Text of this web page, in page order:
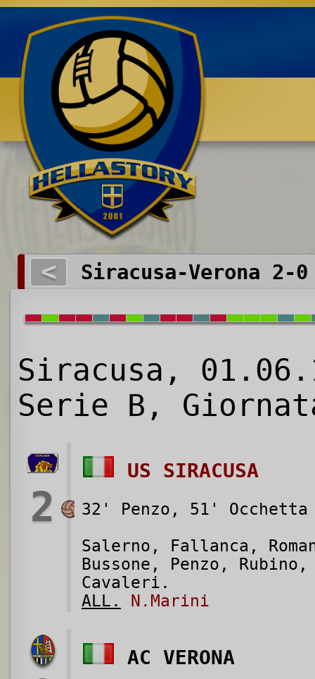
Benvenuti su HELLASTORY.net
< Siracusa-Verona 2-0
Siracusa,
Serie B,
2
US SIRACUSA
32' Penzo, 51' Occhetta
Salerno, Fallanca,
Bussone, Penzo,
Cavaleri.
ALL.
N.Marini
AC VERONA